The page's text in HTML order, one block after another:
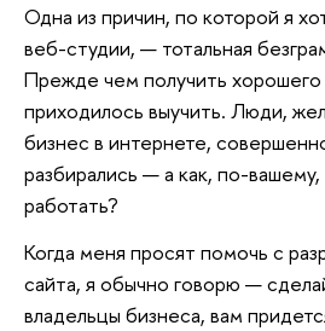
Одна из причин, по которой я
веб-студии, — тотальная
Прежде чем получить хорошего
приходилось выучить. Люди,
бизнес в интернете,
разбирались — а как, по-
работать?
Когда меня просят помочь с
сайта, я обычно говорю —
владельцы бизнеса, вам